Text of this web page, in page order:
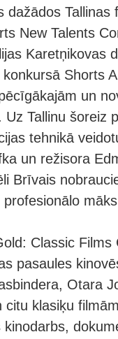
Tallinas
New Talents
Karetņikovas
Shorts
un
Tallinu šoreiz
tehnikā
un režisora
Brīvais
Classic Films
pasaules
Otara
citu klasiķu